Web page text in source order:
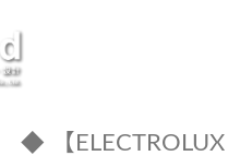
◆ 【ELECTROLUX